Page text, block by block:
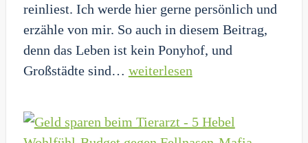
reinliest. Ich werde hier gerne persönlich und
erzähle von mir. So auch in diesem Beitrag,
denn das Leben ist kein Ponyhof, und
Großstädte sind… Parkhaus-
moderne
weiterlesen